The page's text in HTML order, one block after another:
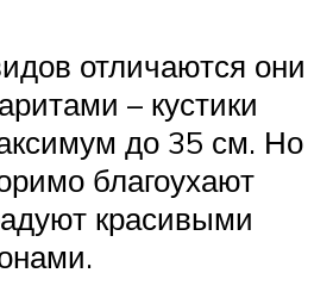
отличаются они
– кустики
до 35 см. Но
благоухают
красивыми